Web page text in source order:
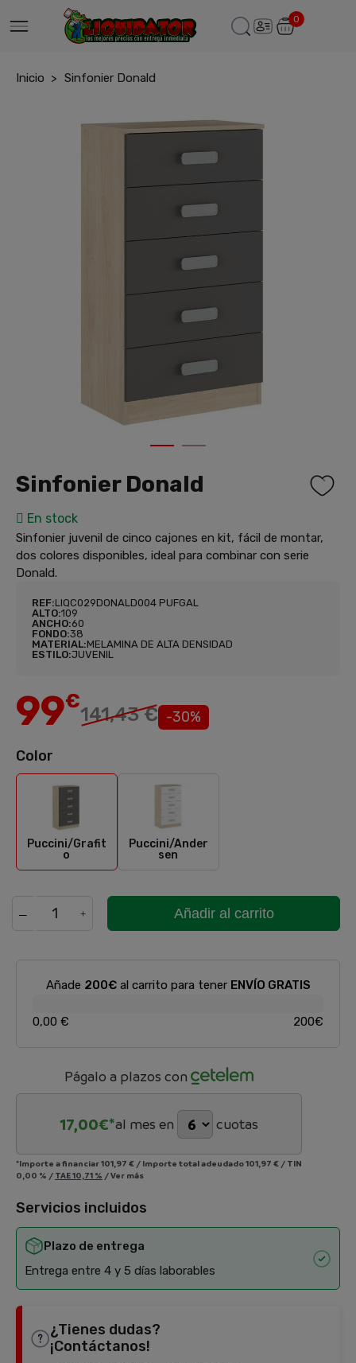
0
Inicio Sinfonier Donald
Sinfonier Donald
En stock
Sinfonier juvenil de cinco cajones en kit, fácil de montar,
dos colores disponibles, ideal para combinar con serie
Donald.
REF:LIQC029DONALD004 PUFGAL
ALTO:109
ANCHO:60
FONDO:38
MATERIAL:MELAMINA DE ALTA DENSIDAD
ESTILO:JUVENIL
99€
141,43 € -30%
Color
Puccini/Grafit
o
Puccini/Grafito
Puccini/Ander
sen
Añadir al carrito
Añade 200€al carrito para tener ENVÍO GRATIS
0,00 € 200€
Págalo a plazos con
17,00€*al mes en cuotas
*Importe a financiar101,97 € / Importe total adeudado101,97 € / TIN
0,00 % / TAE10,71 % /Ver más
Servicios incluidos
Plazo de entrega
Entrega entre 4 y 5 días laborables
¿Tienes dudas?
¡Contáctanos!